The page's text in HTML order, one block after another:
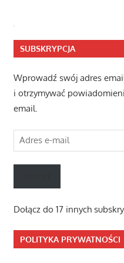
SUBSKRYPCJA
Wprowadź swój adres
i otrzymywać
email.
Adres
e-
mail
Dołącz do 17 innych
POLITYKA PRYWATNOŚCI